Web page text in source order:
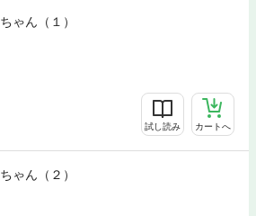
ゃん（１）
試し読み カートへ
ゃん（２）